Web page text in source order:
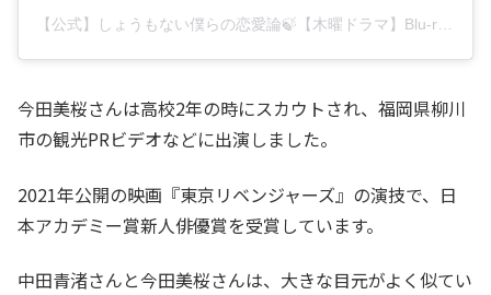
今田美桜さんは高校2年の時にスカウトされ、福岡県柳川
市の観光PRビデオなどに出演しました。
2021年公開の映画『東京リベンジャーズ』の演技で、日
本アカデミー賞新人俳優賞を受賞しています。
中田青渚さんと今田美桜さんは、大きな目元がよく似てい